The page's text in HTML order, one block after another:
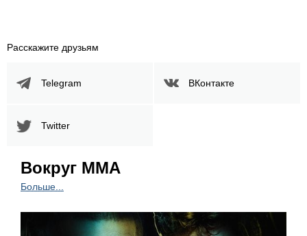
Расскажите друзьям
Telegram ВКонтакте
Twitter
Вокруг ММА
Больше...